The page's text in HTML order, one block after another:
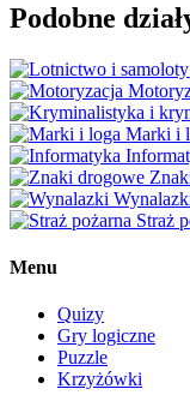
Podobne
Marki i
Straż
Menu
Quizy
Gry logiczne
Puzzle
Krzyżówki